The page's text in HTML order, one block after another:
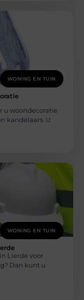
WONING EN TUIN
u woondecoratie
kandelaars. U
WONING EN TUIN
Lierde voor
Dan kunt u